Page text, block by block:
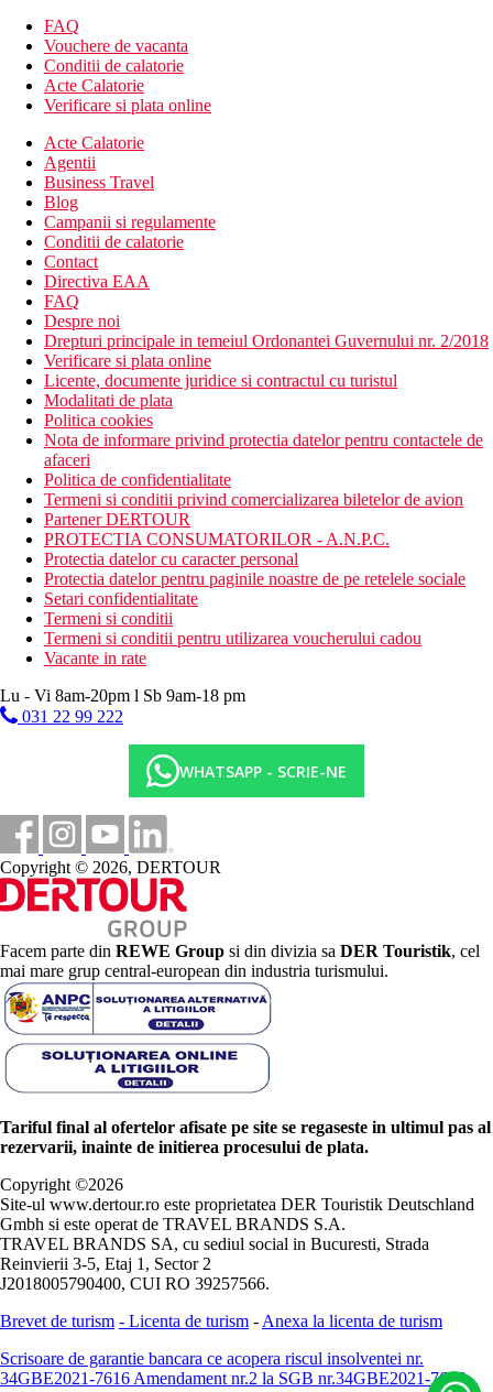
FAQ
Vouchere de vacanta
Conditii de calatorie
Acte Calatorie
Verificare si plata online
Acte Calatorie
Agentii
Business Travel
Blog
Campanii si regulamente
Conditii de calatorie
Contact
Directiva EAA
FAQ
Despre noi
Drepturi principale in temeiul Ordonantei Guvernului nr. 2/2018
Verificare si plata online
Licente, documente juridice si contractul cu turistul
Modalitati de plata
Politica cookies
Nota de informare privind protectia datelor pentru contactele de
afaceri
Politica de confidentialitate
Termeni si conditii privind comercializarea biletelor de avion
Partener DERTOUR
PROTECTIA CONSUMATORILOR - A.N.P.C.
Protectia datelor cu caracter personal
Protectia datelor pentru paginile noastre de pe retelele sociale
Setari confidentialitate
Termeni si conditii
Termeni si conditii pentru utilizarea voucherului cadou
Vacante in rate
Lu - Vi 8am-20pm l Sb 9am-18 pm
031 22 99 222
WHATSAPP - SCRIE-NE
Copyright © 2026, DERTOUR
Facem parte din REWE Group si din divizia sa DER Touristik, cel
mai mare grup central-european din industria turismului.
Tariful final al ofertelor afisate pe site se regaseste in ultimul pas al
rezervarii, inainte de initierea procesului de plata.
Copyright ©2026
Site-ul www.dertour.ro este proprietatea DER Touristik Deutschland
Gmbh si este operat de TRAVEL BRANDS S.A.
TRAVEL BRANDS SA, cu sediul social in Bucuresti, Strada
Reinvierii 3-5, Etaj 1, Sector 2
J2018005790400, CUI RO 39257566.
Brevet de turism - Licenta de turism -Anexa la licenta de turism
Scrisoare de garantie bancara ce acopera riscul insolventei nr.
34GBE2021-7616Amendament nr.2 la SGB nr.34GBE2021-7616